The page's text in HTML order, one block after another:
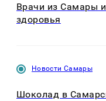
Врачи из Самары
здоровья
Новости Самары
Шоколад в